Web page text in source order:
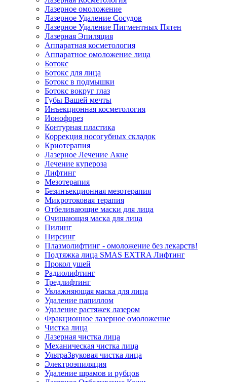
Лазерное омоложение
Лазерное Удаление Сосудов
Лазерное Удаление Пигментных Пятен
Лазерная Эпиляция
Аппаратная косметология
Аппаратное омоложение лица
Ботокс
Ботокс для лица
Ботокс в подмышки
Ботокс вокруг глаз
Губы Вашей мечты
Инъекционная косметология
Ионофорез
Контурная пластика
Коррекция носогубных складок
Криотерапия
Лазерное Лечение Акне
Лечение купероза
Лифтинг
Мезотерапия
Безинъекционная мезотерапия
Микротоковая терапия
Отбеливающие маски для лица
Очищающая маска для лица
Пилинг
Пирсинг
Плазмолифтинг - омоложение без лекарств!
Подтяжка лица SMAS EXTRA Лифтинг
Прокол ушей
Радиолифтинг
Тредлифтинг
Увлажняющая маска для лица
Удаление папиллом
Удаление растяжек лазером
Фракционное лазерное омоложение
Чистка лица
Лазерная чистка лица
Механическая чистка лица
УльтраЗвуковая чистка лица
Электроэпиляция
Удаление шрамов и рубцов